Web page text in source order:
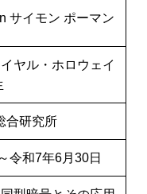
サイモン ポーマン
ヤル・ホロウェイ
合研究所
令和7年6月30日